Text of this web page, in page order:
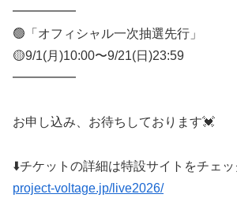
━━━━━
🟢「オフィシャル一次抽選先行」
🟡9/1(月)10:00〜9/21(日)23:59
━━━━━
お申し込み、お待ちしております💓
⬇️チケットの詳細は特設サイトをチェ
project-voltage.jp/live2026/